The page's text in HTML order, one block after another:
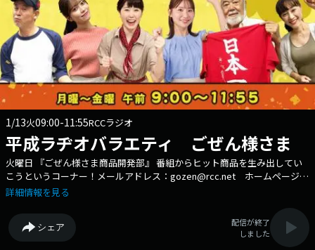
1/13火09:00-11:55RCCラジオ
平成ラヂオバラエティ ごぜん様さま
火曜日 『ごぜん様さま商品開発部』 番組からヒット商品を生み出してい
こうというコーナー！メールアドレス：gozen@rcc.net ホームページ
https://radio.rcc.jp/gozen/ 9:02 ごぜん様クイズ 9:05 天気予報
10:10 スポーツ一直線 10:15 ヤマスイお買い得情報 10:40 ラジオカー
11:00 ジャパネットたかたラジオショッピング 11:05 ごぜん様会議其の
弐 11:25 特集コーナー安仁屋の直球勝負(月) ごぜん様さま商品開発部
詳細情報を見る
シェア
配信が終了
しました